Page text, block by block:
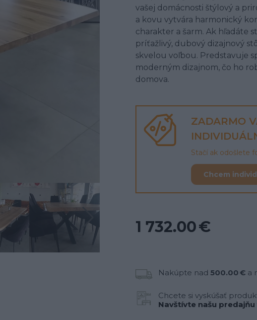
vašej domácnosti štýlový a
a kovu vytvára harmonický
charakter a šarm. Ak hľadáte
príťažlivý, dubový dizajnový
skvelou voľbou. Predstavuje
moderným dizajnom, čo ho
domova.
ZADARMO
Stačí ak odošlete
Chcem
1 732.00 €
Nakúpte nad 500.00 € a
Chcete si vyskúšať
Navštívte našu predajňu